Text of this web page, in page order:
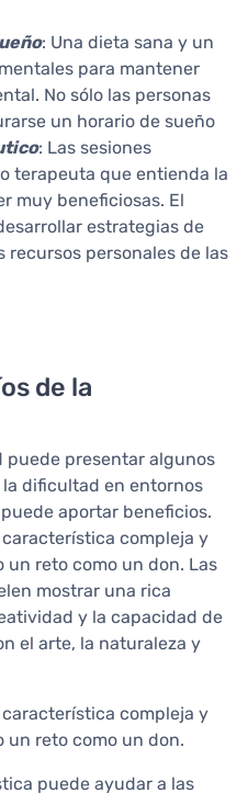
: Una dieta sana y un
para mantener
No sólo las personas
un horario de sueño
: Las sesiones
terapeuta que entienda la
muy beneficiosas. El
estrategias de
personales de las
de la
presentar algunos
dificultad en entornos
aportar beneficios.
compleja y
reto como un don. Las
mostrar una rica
y la capacidad de
el arte, la naturaleza y
compleja y
un reto como un don.
puede ayudar a las